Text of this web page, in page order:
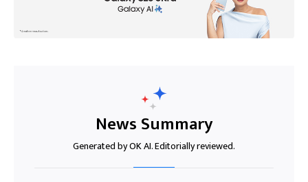
News Summary
Generated by OK AI. Editorially reviewed.